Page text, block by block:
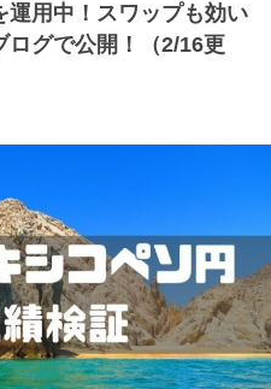
運用中！スワップも効い
ログで公開！（2/16更